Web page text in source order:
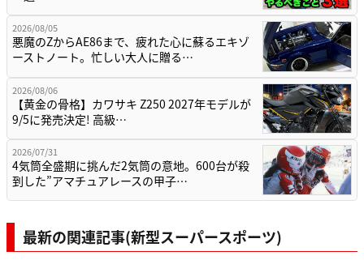
2026/08/05
悪魔のZからAE86まで、疲れた心に蘇るエキゾ
ーストノート。忙しい大人に贈る…
2026/08/06
【黄金の骨格】カワサキ Z250 2027年モデルが
9/5に発売決定! 高級…
2026/07/31
4気筒全盛期に挑んだ2気筒の意地。600台が殺
到した”アマチュアレースの甲子…
最新の関連記事(新型スーパースポーツ)